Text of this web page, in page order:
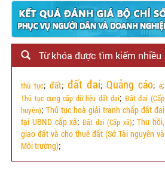
Từ khóa được tìm kiếm nhiều
thủ tục;đất;đất đai;Quảng cáo;e;
Thủ tục cung cấp dữ liệu đất đai; Đất đai (Cấp
huyện);Thủ tục hoà giải tranh chấp đất đai
tại UBND cấp xã; Đất đai (Cấp xã);Thu hồi,
giao đất và cho thuê đất (Sở Tài nguyên và
Môi trường);